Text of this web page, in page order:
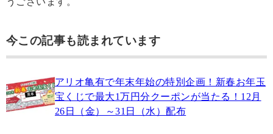
今この記事も読まれています
アリオ亀有で年末年始の特別企画！新春お年玉
宝くじで最大1万円分クーポンが当たる！12月
26日（金）～31日（水）配布